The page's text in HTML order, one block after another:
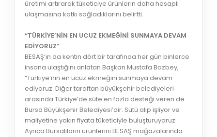
üretimi artırarak tüketiciye ürünlerin daha hesaplı
ulaşmasına katkı sağladıklarını belirtti.
“TÜRKİYE’NİN EN UCUZ EKMEĞİNİ SUNMAYA DEVAM
EDİYORUZ”
BESAŞ’ın da kentin dört bir tarafında her gün binlerce
insana ulaştığını anlatan Başkan Mustafa Bozbey,
“Türkiye’nin en ucuz ekmeğini sunmaya devam
ediyoruz. Diğer taraftan büyükşehir belediyeleri
arasında Türkiye’de süte en fazla desteği veren de
Bursa Büyükşehir Belediyesi’dir. Sütü alıp işliyor ve
maliyetine yakın fiyata tüketiciyle buluşturuyoruz.
Ayrıca Bursalıların ürünlerini BESAŞ mağazalarında